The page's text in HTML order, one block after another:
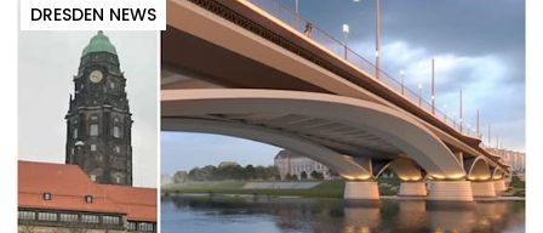
DRESDEN NEWS